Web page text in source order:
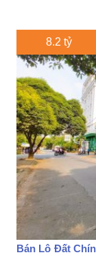
8.2 tỷ
Bán Lô Đất